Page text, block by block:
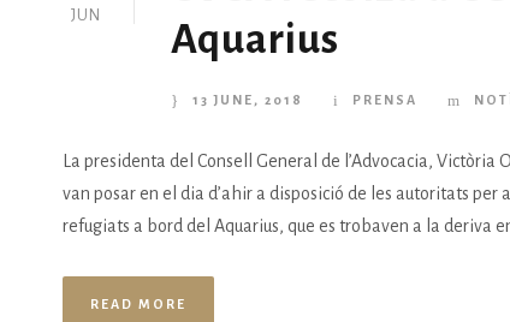
JUN
Aquarius
13 JUNE, 2018 PRENSA
La presidenta del Consell General de l’Advocacia,
van posar en el dia d’ahir a disposició de les autoritats per
refugiats a bord del Aquarius, que es trobaven a la deriva
READ MORE